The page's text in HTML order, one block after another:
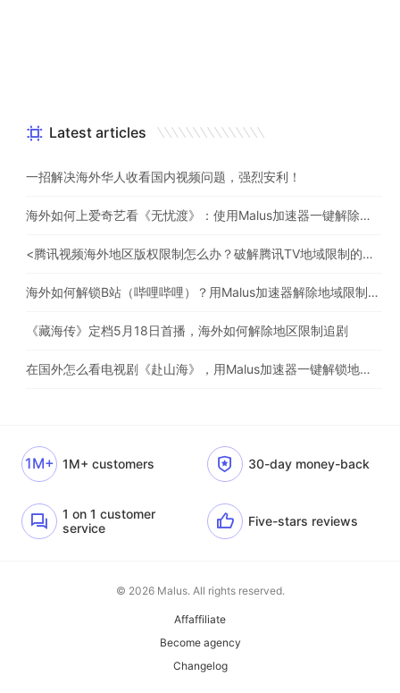
Latest articles
一招解决海外华人收看国内视频问题，强烈安利！
海外如何上爱奇艺看《无忧渡》：使用Malus加速器一键解除地域限制
<腾讯视频海外地区版权限制怎么办？破解腾讯TV地域限制的办法>
海外如何解锁B站（哔哩哔哩）？用Malus加速器解除地域限制，一键流畅追番
《藏海传》定档5月18日首播，海外如何解除地区限制追剧
在国外怎么看电视剧《赴山海》，用Malus加速器一键解锁地区限制
1M+ 1M+ customers 30-day money-back
1 on 1 customer
service
Five-stars reviews
© 2026 Malus. All rights reserved.
Affaffiliate
Become agency
Changelog